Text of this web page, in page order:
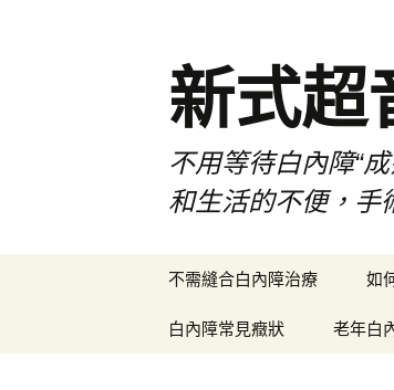
新式超
不用等待白內障“
和生活的不便，手
不需縫合白內障治療 如
白內障常見癥狀 老年白